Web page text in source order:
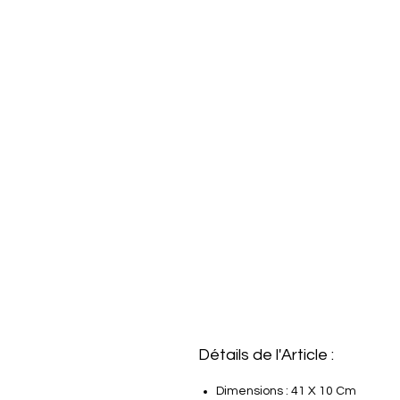
Détails de l'Article :
Dimensions : 41 X 10 Cm